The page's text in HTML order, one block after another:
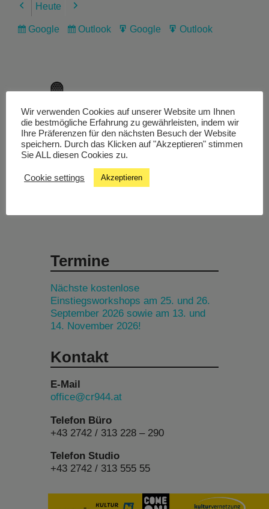
Previous
Heute Next
Subscribe
Google
Subscribe
Outlook
Export
Google
Export
Outlook
Livestream
Studiochat
Termine
Nächste kostenlose
Einstiegsworkshops am 25. und 26.
September 2026 sowie am 13. und
14. November 2026!
Kontakt
E-Mail
office@cr944.at
Telefon Büro
+43 2742 / 313 228 – 290
Telefon Studio
+43 2742 / 313 555 55
Wir verwenden Cookies auf unserer Website um Ihnen
die bestmögliche Erfahrung zu gewährleisten, indem wir
Ihre Präferenzen für den nächsten Besuch der Website
speichern. Durch das Klicken auf "Akzeptieren" stimmen
Sie ALL diesen Cookies zu.
Cookie settings Akzeptieren